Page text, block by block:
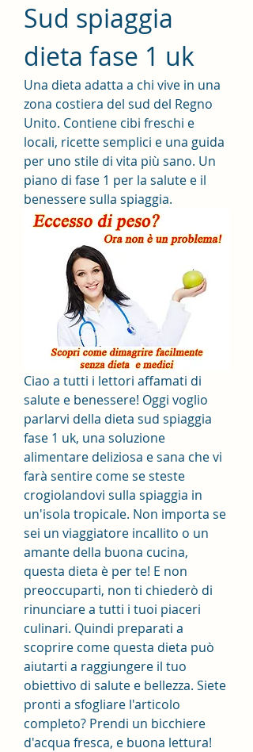
Sud spiaggia
dieta fase 1 uk
Una dieta adatta a chi vive in una
zona costiera del sud del Regno
Unito. Contiene cibi freschi e
locali, ricette semplici e una guida
per uno stile di vita più sano. Un
piano di fase 1 per la salute e il
benessere sulla spiaggia.
Ciao a tutti i lettori affamati di
salute e benessere! Oggi voglio
parlarvi della dieta sud spiaggia
fase 1 uk, una soluzione
alimentare deliziosa e sana che vi
farà sentire come se steste
crogiolandovi sulla spiaggia in
un'isola tropicale. Non importa se
sei un viaggiatore incallito o un
amante della buona cucina,
questa dieta è per te! E non
preoccuparti, non ti chiederò di
rinunciare a tutti i tuoi piaceri
culinari. Quindi preparati a
scoprire come questa dieta può
aiutarti a raggiungere il tuo
obiettivo di salute e bellezza. Siete
pronti a sfogliare l'articolo
completo? Prendi un bicchiere
d'acqua fresca, e buona lettura!